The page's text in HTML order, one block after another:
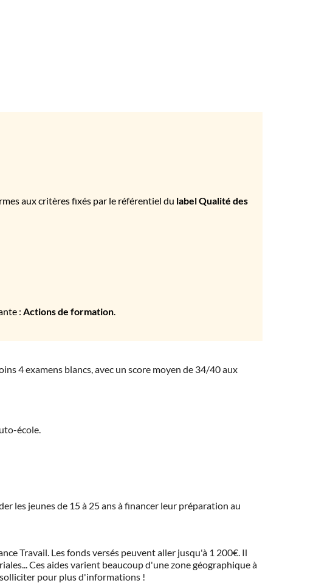
aux critères fixés par le référentiel du label Qualité des
: Actions de formation.
4 examens blancs, avec un score moyen de 34/40 aux
école.
les jeunes de 15 à 25 ans à financer leur préparation au
Travail. Les fonds versés peuvent aller jusqu'à 1 200€. Il
Ces aides varient beaucoup d'une zone géographique à
pour plus d'informations !